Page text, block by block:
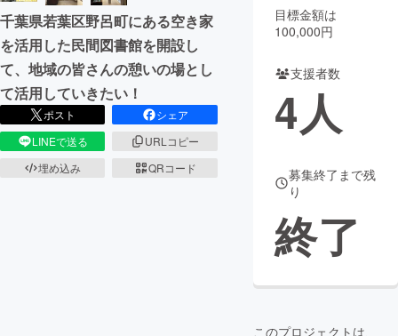
まちづくり・地域活性化
CAMPFIRE for Social Good
CAMPFIRE Creation
CAMPFIREふるさと納税machi-ya コミュニティ
千葉県若葉区野呂町にある空き家
を活用した民間図書館を開設し
て、地域の皆さんの憩いの場とし
て活用していきたい！
ポスト
シェア
LINEで送る
URLコピー
埋め込み
QRコード
目標金額は
100,000円
支援者数
4人
募集終了まで残
り
終了
このプロジェクトは、